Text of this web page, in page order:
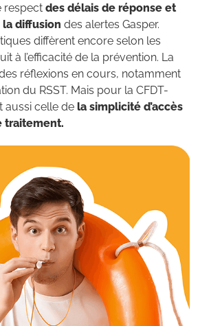
respect des délais de réponse et
la diffusion des alertes Gasper.
diffèrent encore selon les
à l’efficacité de la prévention. La
réflexions en cours, notamment
du RSST. Mais pour la CFDT-
aussi celle de la simplicité d’accès
traitement.